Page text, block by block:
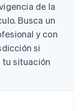
de la
Busca un
y con
si
tu situación